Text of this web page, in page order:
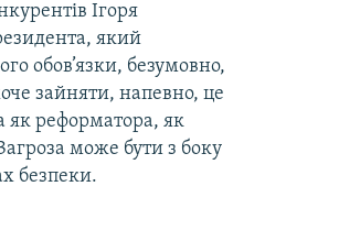
Ігоря
який
обов’язки, безумовно,
зайняти, напевно, це
як реформатора, як
може бути з боку
безпеки.